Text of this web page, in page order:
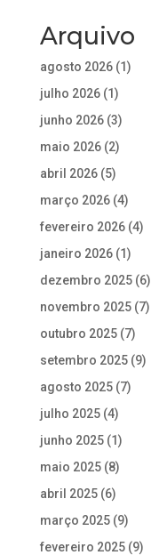
Arquivo
agosto 2026(1)
julho 2026(1)
junho 2026(3)
maio 2026(2)
abril 2026(5)
março 2026(4)
fevereiro 2026(4)
janeiro 2026(1)
dezembro 2025(6)
novembro 2025(7)
outubro 2025(7)
setembro 2025(9)
agosto 2025(7)
julho 2025(4)
junho 2025(1)
maio 2025(8)
abril 2025(6)
março 2025(9)
fevereiro 2025(9)